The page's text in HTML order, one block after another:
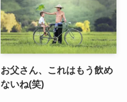
お父さん、これはもう飲め
ないね(笑)